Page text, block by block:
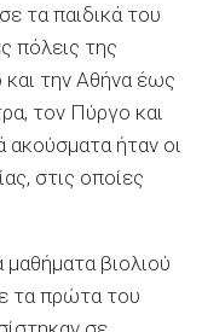
τα παιδικά του
πόλεις της
την Αθήνα έως
τον Πύργο και
ήταν οι
στις οποίες
βιολιού
τα πρώτα του